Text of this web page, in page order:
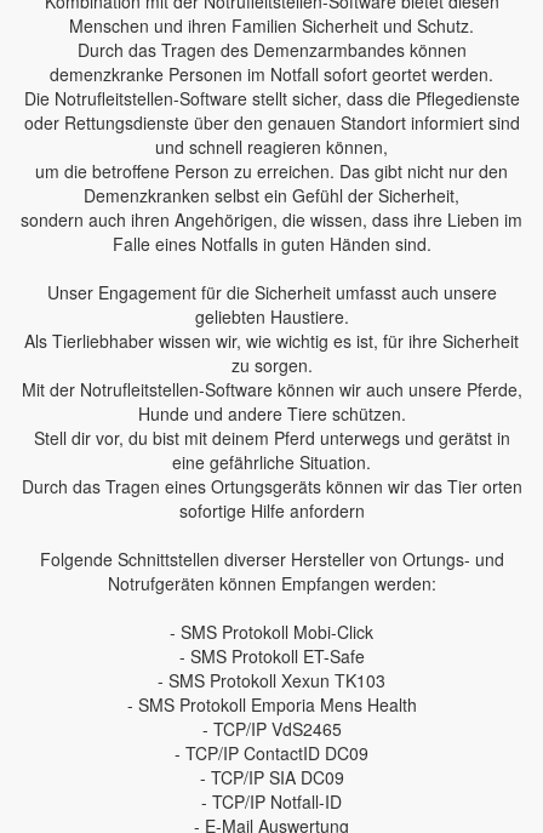
Menschen und ihren Familien Sicherheit und Schutz.
Durch das Tragen des Demenzarmbandes können
demenzkranke Personen im Notfall sofort geortet werden.
Die Notrufleitstellen-Software stellt sicher, dass die Pflegedienste
oder Rettungsdienste über den genauen Standort informiert sind
und schnell reagieren können,
um die betroffene Person zu erreichen. Das gibt nicht nur den
Demenzkranken selbst ein Gefühl der Sicherheit,
sondern auch ihren Angehörigen, die wissen, dass ihre Lieben im
Falle eines Notfalls in guten Händen sind.
Unser Engagement für die Sicherheit umfasst auch unsere
geliebten Haustiere.
Als Tierliebhaber wissen wir, wie wichtig es ist, für ihre Sicherheit
zu sorgen.
Mit der Notrufleitstellen-Software können wir auch unsere Pferde,
Hunde und andere Tiere schützen.
Stell dir vor, du bist mit deinem Pferd unterwegs und gerätst in
eine gefährliche Situation.
Durch das Tragen eines Ortungsgeräts können wir das Tier orten
sofortige Hilfe anfordern
Folgende Schnittstellen diverser Hersteller von Ortungs- und
Notrufgeräten können Empfangen werden:
- SMS Protokoll Mobi-Click
- SMS Protokoll ET-Safe
- SMS Protokoll Xexun TK103
- SMS Protokoll Emporia Mens Health
- TCP/IP VdS2465
- TCP/IP ContactID DC09
- TCP/IP SIA DC09
- TCP/IP Notfall-ID
- E-Mail Auswertung